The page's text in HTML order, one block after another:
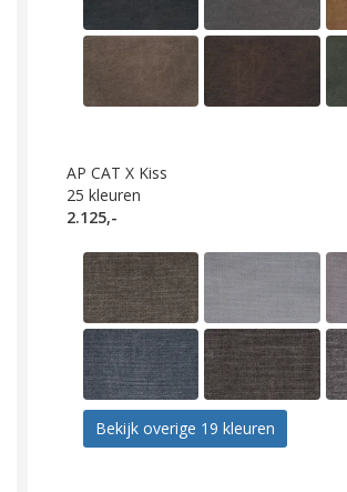
AP CAT X Kiss
25 kleuren
2.125,-
Bekijk overige 19 kleuren